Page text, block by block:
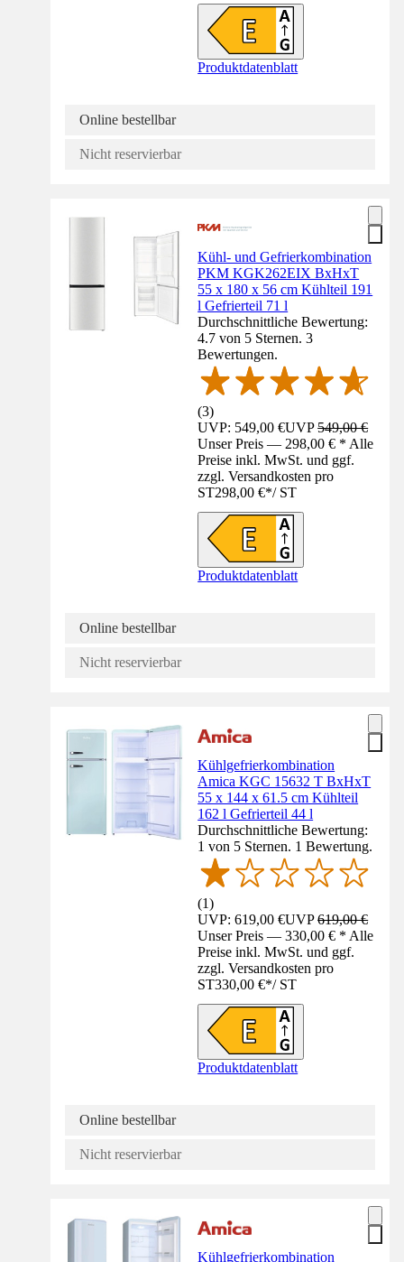
Produktdatenblatt
Online bestellbar
Nicht reservierbar
Kühl- und Gefrierkombination
PKM KGK262EIX BxHxT
55 x 180 x 56 cm Kühlteil 191
l Gefrierteil 71 l
Durchschnittliche Bewertung:
4.7 von 5 Sternen. 3
Bewertungen.
(3)
UVP: 549,00 €UVP549,00 €
Unser Preis — 298,00 € * Alle
Preise inkl. MwSt. und ggf.
zzgl. Versandkosten pro
ST298,00 €*/ ST
Produktdatenblatt
Online bestellbar
Nicht reservierbar
Kühlgefrierkombination
Amica KGC 15632 T BxHxT
55 x 144 x 61.5 cm Kühlteil
162 l Gefrierteil 44 l
Durchschnittliche Bewertung:
1 von 5 Sternen. 1 Bewertung.
(1)
UVP: 619,00 €UVP619,00 €
Unser Preis — 330,00 € * Alle
Preise inkl. MwSt. und ggf.
zzgl. Versandkosten pro
ST330,00 €*/ ST
Produktdatenblatt
Online bestellbar
Nicht reservierbar
Kühlgefrierkombination